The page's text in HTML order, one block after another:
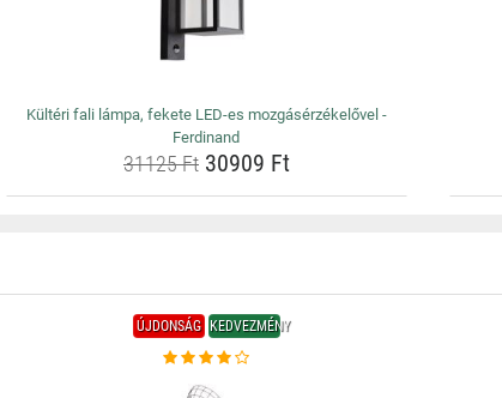
Kültéri fali lámpa, fekete LED-es mozgásérzékelővel -
Ferdinand
31125 Ft30909 Ft
ÚJDONSÁG KEDVEZMÉNY